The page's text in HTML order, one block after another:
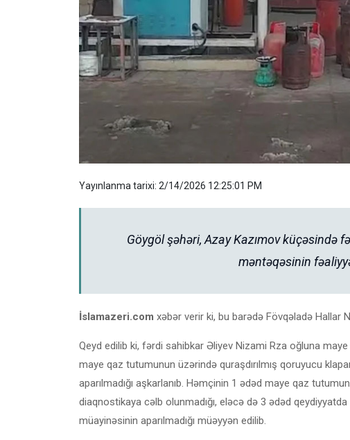
Yayınlanma tarixi: 2/14/2026 12:25:01 PM
Göygöl şəhəri, Azay Kazımov küçəsində
məntəqəsinin
İslamazeri.com xəbər verir ki, bu barədə Fövqəladə Hallar
Qeyd edilib ki, fərdi sahibkar Əliyev Nizami Rza oğluna
maye qaz tutumunun üzərində quraşdırılmış qoruyucu
aparılmadığı aşkarlanıb. Həmçinin 1 ədəd maye qaz
diaqnostikaya cəlb olunmadığı, eləcə də 3 ədəd
müayinəsinin aparılmadığı müəyyən edilib.